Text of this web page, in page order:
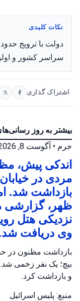
نکات کلیدی
سراسر کشور و
اشتراک گذاری
بیشتر به روز
جرم • آگوست 8, 2026 at 11:54 ب.ظ
اندکی پیش،
مردی در
ظهر، گزارشی
نزدیکی هتل
وی دریافت
بازداشت مظنون در
بیچ؛ یک نفر زخمی
و بازداشت کرد.
منبع: پلیس اسرائیل